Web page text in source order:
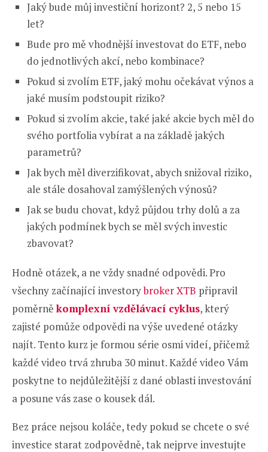
Jaký bude můj investiční horizont? 2, 5 nebo 15
let?
Bude pro mě vhodnější investovat do ETF, nebo
do jednotlivých akcí, nebo kombinace?
Pokud si zvolím ETF, jaký mohu očekávat výnos a
jaké musím podstoupit riziko?
Pokud si zvolím akcie, také jaké akcie bych měl do
svého portfolia vybírat a na základě jakých
parametrů?
Jak bych měl diverzifikovat, abych snižoval riziko,
ale stále dosahoval zamýšlených výnosů?
Jak se budu chovat, když půjdou trhy dolů a za
jakých podmínek bych se měl svých investic
zbavovat?
Hodně otázek, a ne vždy snadné odpovědi. Pro
všechny začínající investorybroker XTB připravil
poměrněkomplexní vzdělávací cyklus, který
zajisté pomůže odpovědi na výše uvedené otázky
najít. Tento kurz je formou série osmi videí, přičemž
každé video trvá zhruba 30 minut. Každé video Vám
poskytne to nejdůležitější z dané oblasti investování
a posune vás zase o kousek dál.
Bez práce nejsou koláče, tedy pokud se chcete o své
investice starat zodpovědně, tak nejprve investujte